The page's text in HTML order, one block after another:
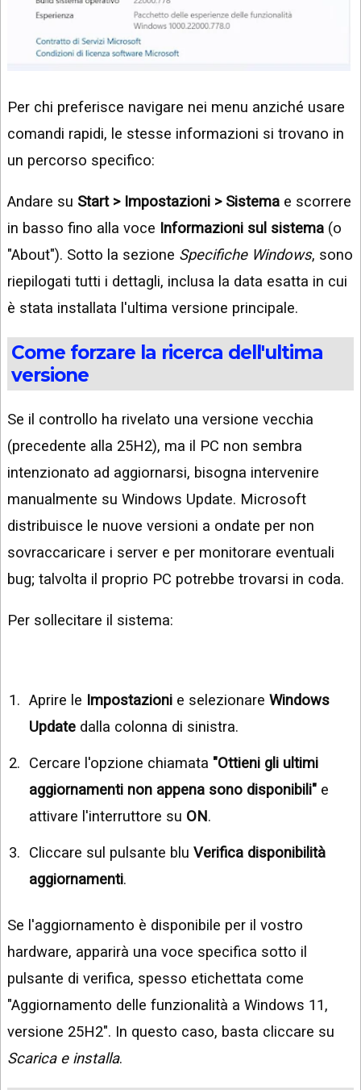
Per chi preferisce navigare nei menu anziché usare
comandi rapidi, le stesse informazioni si trovano in
un percorso specifico:
Andare su Start > Impostazioni > Sistema e scorrere
in basso fino alla voce Informazioni sul sistema (o
"About"). Sotto la sezione Specifiche Windows, sono
riepilogati tutti i dettagli, inclusa la data esatta in cui
è stata installata l'ultima versione principale.
Come forzare la ricerca dell'ultima
versione
Se il controllo ha rivelato una versione vecchia
(precedente alla 25H2), ma il PC non sembra
intenzionato ad aggiornarsi, bisogna intervenire
manualmente su Windows Update. Microsoft
distribuisce le nuove versioni a ondate per non
sovraccaricare i server e per monitorare eventuali
bug; talvolta il proprio PC potrebbe trovarsi in coda.
Per sollecitare il sistema:
Aprire le Impostazioni e selezionare Windows
Update dalla colonna di sinistra.
Cercare l'opzione chiamata "Ottieni gli ultimi
aggiornamenti non appena sono disponibili" e
attivare l'interruttore su ON.
Cliccare sul pulsante blu Verifica disponibilità
aggiornamenti.
Se l'aggiornamento è disponibile per il vostro
hardware, apparirà una voce specifica sotto il
pulsante di verifica, spesso etichettata come
"Aggiornamento delle funzionalità a Windows 11,
versione 25H2". In questo caso, basta cliccare su
Scarica e installa.